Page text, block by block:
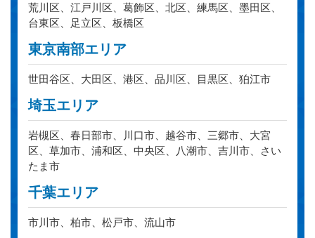
荒川区、江戸川区、葛飾区、北区、練馬区、墨田区、
台東区、足立区、板橋区
東京南部エリア
世田谷区、大田区、港区、品川区、目黒区、狛江市
埼玉エリア
岩槻区、春日部市、川口市、越谷市、三郷市、大宮
区、草加市、浦和区、中央区、八潮市、吉川市、さい
たま市
千葉エリア
市川市、柏市、松戸市、流山市